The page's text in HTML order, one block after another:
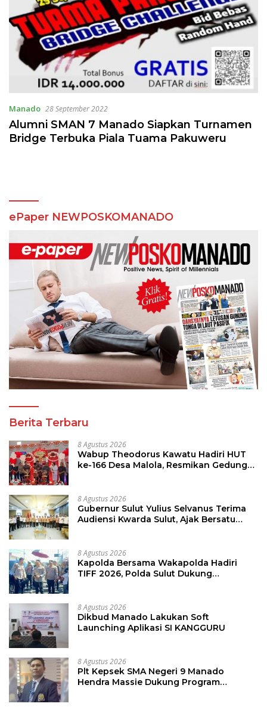
Manado 28 September 2022
Alumni SMAN 7 Manado Siapkan Turnamen
Bridge Terbuka Piala Tuama Pakuweru
ePaper NEWPOSKOMANADO
Berita Terbaru
8 Agustus 2026
Wabup Theodorus Kawatu Hadiri HUT
ke-166 Desa Malola, Resmikan Gedung
8 Agustus 2026
Gubernur Sulut Yulius Selvanus Terima
Audiensi Kwarda Sulut, Ajak Bersatu
8 Agustus 2026
Kapolda Bersama Wakapolda Hadiri
TIFF 2026, Polda Sulut Dukung
8 Agustus 2026
Dikbud Manado Lakukan Soft
Launching Aplikasi SI KANGGURU
8 Agustus 2026
Plt Kepsek SMA Negeri 9 Manado
Hendra Massie Dukung Program